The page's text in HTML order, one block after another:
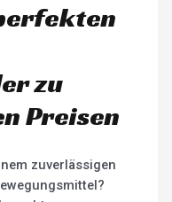
zu
Preisen
zuverlässigen